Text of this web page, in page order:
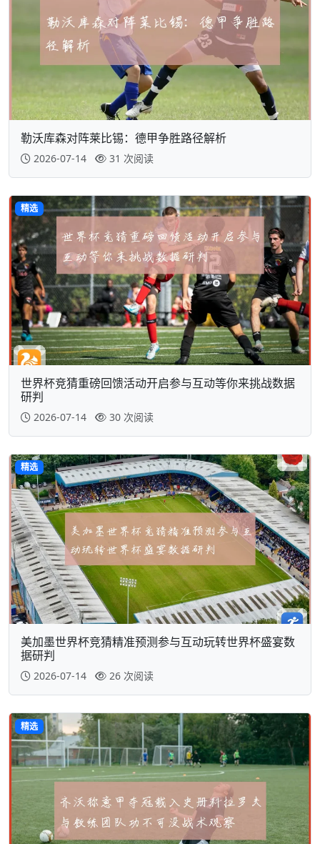
勒沃库森对阵莱比锡：德甲争胜路径解析
2026-07-14 31 次阅读
精选
世界杯竞猜重磅回馈活动开启参与互动等你来挑战数据
研判
2026-07-14 30 次阅读
精选
美加墨世界杯竞猜精准预测参与互动玩转世界杯盛宴数
据研判
2026-07-14 26 次阅读
精选